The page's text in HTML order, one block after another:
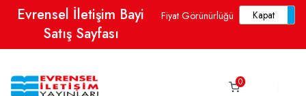
Evrensel İletişim Bayi
Satış Sayfası
Fiyat Görünürlüğü
0